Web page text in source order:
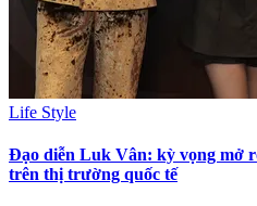
Life Style
Đạo diễn Luk Vân: kỳ vọng mở
trên thị trường quốc tế